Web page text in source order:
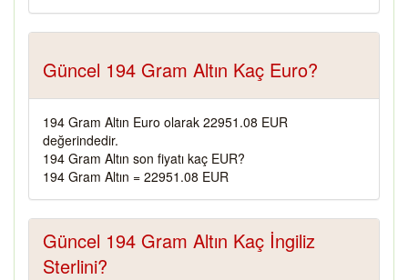
Güncel 194 Gram Altın Kaç Euro?
194 Gram Altın Euro olarak 22951.08 EUR
değerindedir.
194 Gram Altın son fiyatı kaç EUR?
194 Gram Altın = 22951.08 EUR
Güncel 194 Gram Altın Kaç İngiliz
Sterlini?